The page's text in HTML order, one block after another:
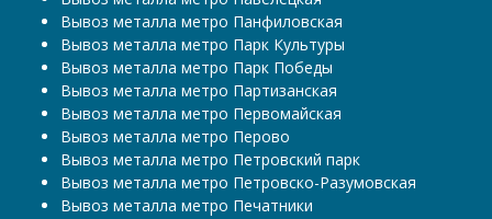
Вывоз металла метро Панфиловская
Вывоз металла метро Парк Культуры
Вывоз металла метро Парк Победы
Вывоз металла метро Партизанская
Вывоз металла метро Первомайская
Вывоз металла метро Перово
Вывоз металла метро Петровский парк
Вывоз металла метро Петровско-Разумовская
Вывоз металла метро Печатники